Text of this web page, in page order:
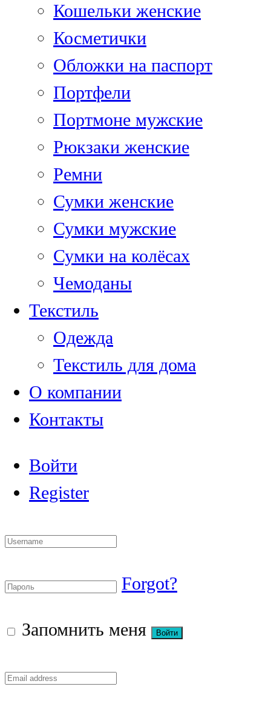
Кошельки женские
Косметички
Обложки на паспорт
Портфели
Портмоне мужские
Рюкзаки женские
Ремни
Сумки женские
Сумки мужские
Сумки на колёсах
Чемоданы
Текстиль
Одежда
Текстиль для дома
О компании
Контакты
Войти
Register
Forgot?
Запомнить меня